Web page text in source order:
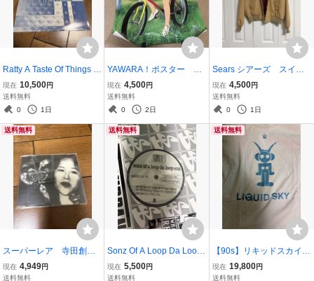
Ratty A Taste Of Things T
o Come E.P. 12インチ
12inch Electronic Break
beat Hardcore Jungle For
0
現在 10,500円
送料無料
0
1日
YAWARA！ポスター 浦
沢直樹
現在 4,500円
送料無料
0
2日
Sears シアーズ スイン
グトップ ドリズラージ
ャケット 裏地チェック
XL 70s 1970年代
現在 4,500円
送料無料
0
1日
送料無料
スーパーレア 寺田創一
Soichi Terada『殺人の時
効は15年』 CD Far East
現在 4,949円
送料無料
送料無料
Sonz Of A Loop Da Loop
Era Session One / Sessio
n Two 12inch Electroni
現在 5,500円
送料無料
送料無料
【90s】リキッドスカイ
【激レア】Liquid Sky Tシ
ャツ【入手困難】 古
現在 19,800円
送料無料